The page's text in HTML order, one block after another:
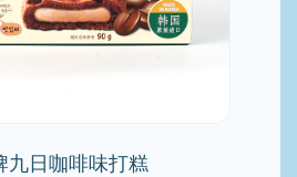
九日咖啡味打糕